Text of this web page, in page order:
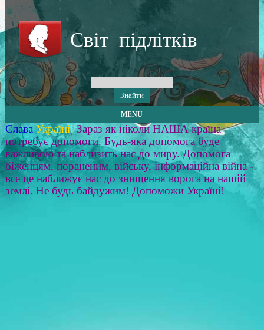
Світ підлітків
MENU
Слава Україні! Зараз як ніколи НАША країна
потребує допомоги. Будь-яка допомога буде
важливою та наблизить нас до миру. Допомога
біженцям, пораненим, війську, інформаційна війна -
все це наближує нас до знищення ворога на нашій
землі. Не будь байдужим! Допоможи Україні!